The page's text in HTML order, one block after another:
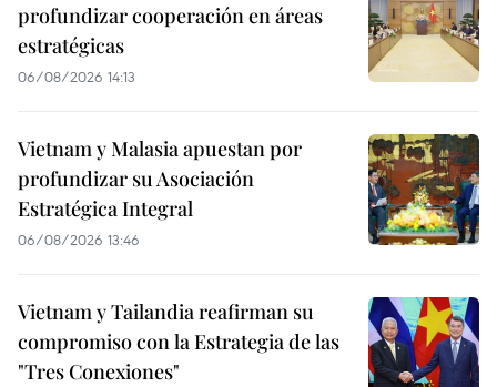
profundizar cooperación en áreas
estratégicas
06/08/2026 14:13
Vietnam y Malasia apuestan por
profundizar su Asociación
Estratégica Integral
06/08/2026 13:46
Vietnam y Tailandia reafirman su
compromiso con la Estrategia de las
"Tres Conexiones"